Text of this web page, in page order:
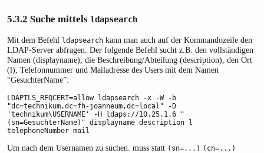
5.3.2 Suche mittels ldapsearch
Mit dem Befehl ldapsearch kann man auch auf der Kommandozeile den
LDAP-Server abfragen. Der folgende Befehl sucht z.B. den vollständigen
Namen (displayname), die Beschreibung/Abteilung (description), den Ort
(l), Telefonnummer und Mailadresse des Users mit dem Namen
“GesuchterName”:
LDAPTLS_REQCERT=allow ldapsearch -x -W -b
"dc=technikum,dc=fh-joanneum,dc=local" -D
'technikum\USERNAME' -H ldaps://10.25.1.6 "
(sn=GesuchterName)" displayname description l
telephoneNumber mail
Um nach dem Usernamen zu suchen. muss statt (sn=...) (cn=...)